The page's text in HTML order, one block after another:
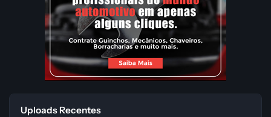
Uploads Recentes